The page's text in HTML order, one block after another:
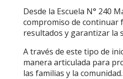
Desde la Escuela N° 240
compromiso de continuar
resultados y garantizar la
A través de este tipo de
manera articulada para
las familias y la comunidad.